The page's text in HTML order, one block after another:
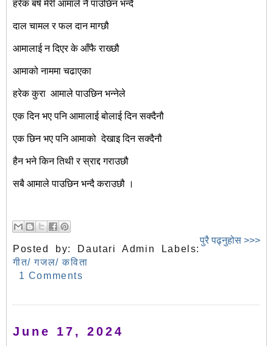
हरेक बर्ष मेरी आमाले नै पाउछिन भन्दै
दाल चामल र फल दान माग्छौ
आमालाई न दिएर के आँफै राख्छौ
आमाको नाममा चढाएका
हरेक कुरा आमाले पाउछिन भन्नेले
एक दिन भए पनि आमालाई बोलाई दिन सक्दैनौ
एक छिन भए पनि आमाको देखाइ दिन सक्दैनौ
हैन भने किन तिथी र स्राद्द गराउछौ
सबै आमाले पाउछिन भन्दै कराउछौ ।
पुरै पढ्नुहोस >>>
Posted by: Dautari Admin
Labels:
गीत/ गजल/ कविता
1 Comments
June 17, 2024